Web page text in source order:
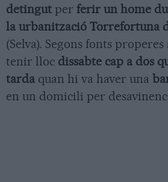
detingut per ferir un home
la urbanització Torrefortuna
(Selva). Segons fonts properes
tenir lloc dissabte cap a dos
tarda quan hi va haver una
en un domicili per